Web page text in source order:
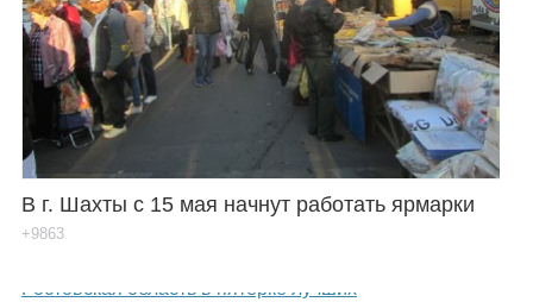
В г. Шахты с 15 мая начнут работать ярмарки
+9863